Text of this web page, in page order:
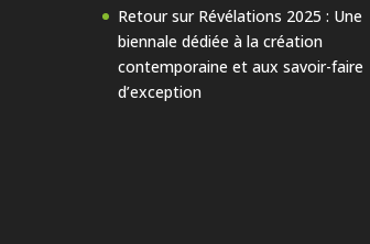
Retour sur Révélations 2025 : Une
biennale dédiée à la création
contemporaine et aux savoir-faire
d’exception